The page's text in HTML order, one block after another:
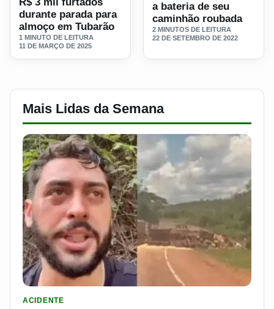
durante parada para
almoço em Tubarão
1 MINUTO DE LEITURA
11 DE MARÇO DE 2025
a bateria de seu
caminhão roubada
2 MINUTOS DE LEITURA
22 DE SETEMBRO DE 2022
Mais Lidas da Semana
ACIDENTE